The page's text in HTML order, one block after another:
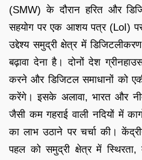
(SMW) के दौरान हरित और
सहयोग पर एक आशय पत्र (LoI)
उद्देश्य समुद्री क्षेत्र में
बढ़ावा देना है। दोनों देश
करने और डिजिटल समाधानों को
करेंगे। इसके अलावा, भारत और
जैसी कम गहराई वाली नदियों में
का लाभ उठाने पर चर्चा की।
पहल को समुद्री क्षेत्र में